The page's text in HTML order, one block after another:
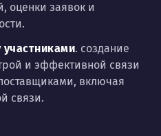
оценки заявок и
. создание
и эффективной связи
включая
связи.